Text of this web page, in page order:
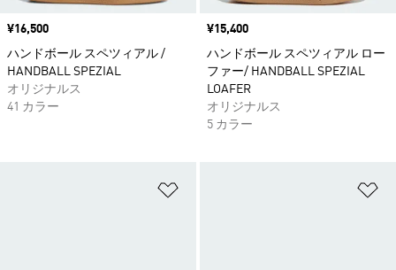
価格
¥16,500
ハンドボール スペツィアル /
HANDBALL SPEZIAL
オリジナルス
41 カラー
価格
¥15,400
ハンドボール スペツィアル ロー
ファー/ HANDBALL SPEZIAL
LOAFER
オリジナルス
5 カラー